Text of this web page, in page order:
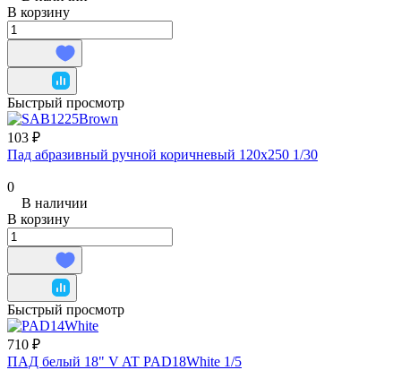
В корзину
Быстрый просмотр
103 ₽
Пад абразивный ручной коричневый 120х250 1/30
0
В наличии
В корзину
Быстрый просмотр
710 ₽
ПАД белый 18" V AT PAD18White 1/5